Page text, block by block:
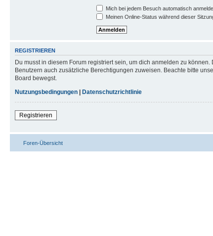
Mich bei jedem Besuch automatisch
Meinen Online-Status während dieser
REGISTRIEREN
Du musst in diesem Forum registriert sein, um dich anmelden zu
Benutzern auch zusätzliche Berechtigungen zuweisen. Beachte bitte
Board bewegst.
Nutzungsbedingungen | Datenschutzrichtlinie
Registrieren
Foren-Übersicht